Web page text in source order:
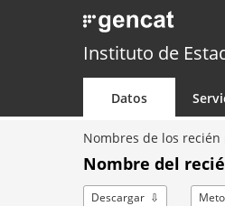
Instituto de
Datos
Nombres de los recién
Nombre del
Descargar